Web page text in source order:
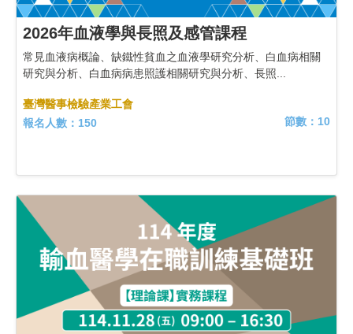
2026年血液學與長照及感管課程
常見血液病概論、缺鐵性貧血之血液學研究分析、白血病相關
研究與分析、白血病病患照護相關研究與分析、長照...
臺灣醫事檢驗產業工會
報名人數：150
節數：10